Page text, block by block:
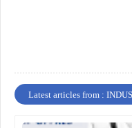
Latest articles from :